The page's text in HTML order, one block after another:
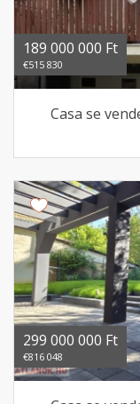
189 000 000 Ft
€515 830
Casa se
299 000 000 Ft
€816 048